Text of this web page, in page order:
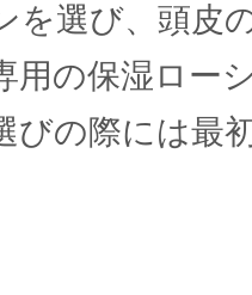
を選び、頭皮
用の保湿ロー
びの際には最